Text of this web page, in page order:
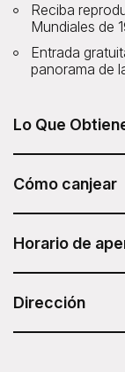
Reciba
Mundiales de
Entrada
panorama de
Lo Que
Untapped New
Attraction Pass.
Cómo canjear
vaya a su cuenta
Horario de
Duración: 2 horas
Dirección